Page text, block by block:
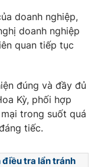
doanh nghiệp,
doanh nghiệp
quan tiếp tục
đúng và đầy đủ
Kỳ, phối hợp
trong suốt quá
tiếc.
điều tra lẩn tránh